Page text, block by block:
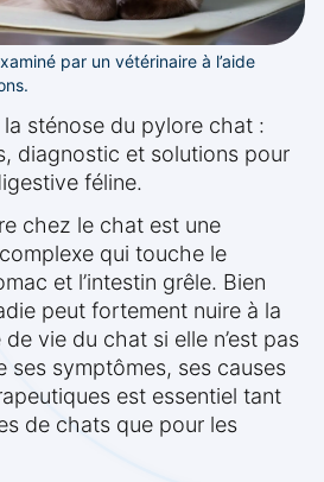
par un vétérinaire à l’aide
sténose du pylore chat :
diagnostic et solutions pour
féline.
chez le chat est une
qui touche le
et l’intestin grêle. Bien
peut fortement nuire à la
vie du chat si elle n’est pas
ses symptômes, ses causes
est essentiel tant
de chats que pour les